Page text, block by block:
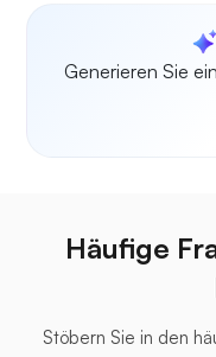
Generieren Sie
Häufige
Stöbern Sie in den